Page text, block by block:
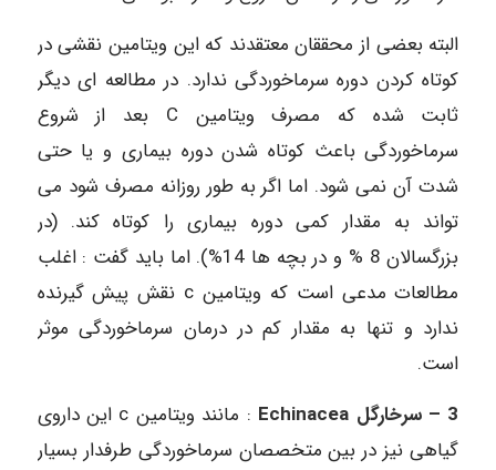
البته بعضى از محققان معتقدند که این ویتامین نقشى در
کوتاه کردن دوره سرماخوردگى ندارد. در مطالعه اى دیگر
ثابت شده که مصرف ویتامین C ‌بعد از شروع
سرماخوردگى باعث کوتاه شدن دوره بیمارى و یا حتى
شدت آن نمى شود. اما اگر به طور روزانه مصرف شود مى
تواند به مقدار کمى دوره بیمارى را کوتاه کند. (در
بزرگسالان 8 % و در بچه ها 14%). اما باید گفت : اغلب
مطالعات مدعى است که ویتامین c ‌نقش پیش گیرنده
ندارد و تنها به مقدار کم در درمان سرماخوردگى موثر
است.‌ ‌
3‌ – ‌سرخارگل Echinacea
: ‌مانند ویتامین c این داروى
گیاهى نیز در بین متخصصان سرماخوردگى طرفدار بسیار